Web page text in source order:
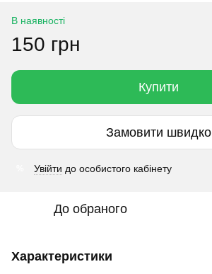
В наявності
150 грн
Купити
Замовити швидко
Увійти до особистого кабінету
До обраного
Характеристики